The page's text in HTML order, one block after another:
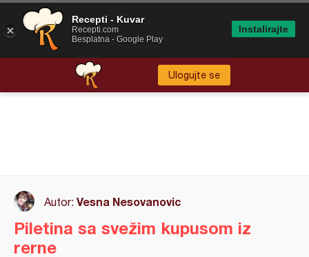
Ulogujte se
Autor: Vesna Nesovanovic
Piletina sa svežim kupusom iz
rerne
Recepti - Kuvar
Recepti.com
Besplatna - Google Play
Instalirajte